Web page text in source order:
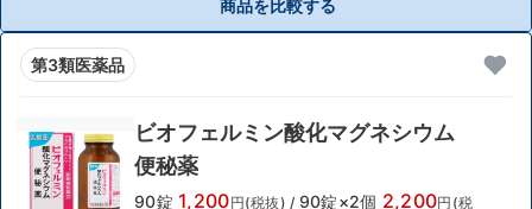
商品を比較する
第3類医薬品
ビオフェルミン酸化マグネシウム
便秘薬
90錠 1,200円(税抜) / 90錠×2個 2,200円(税